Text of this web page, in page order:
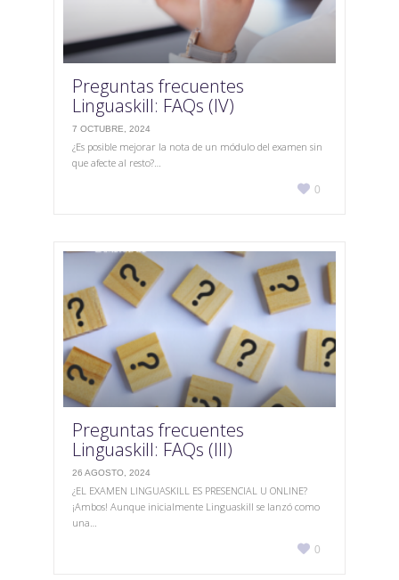
Preguntas frecuentes
Linguaskill: FAQs (IV)
7 OCTUBRE, 2024
¿Es posible mejorar la nota de un módulo del examen sin
que afecte al resto?…
Love
0
Preguntas frecuentes
Linguaskill: FAQs (III)
26 AGOSTO, 2024
¿EL EXAMEN LINGUASKILL ES PRESENCIAL U ONLINE?
¡Ambos! Aunque inicialmente Linguaskill se lanzó como
una…
Love
0